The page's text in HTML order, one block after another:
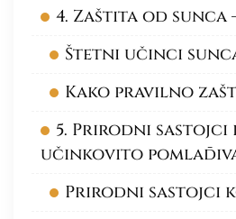
4. Zaštita od
Štetni učinci
Kako pravilno
5. Prirodni sastojci
učinkovito
Prirodni sastojci